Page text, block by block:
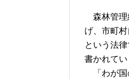
森林管理
げ、市町
という法
書かれてい
「わが国